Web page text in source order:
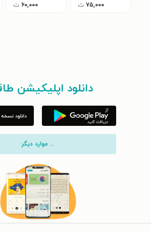
۷۵,۰۰۰ ت ۶۰,۰۰۰ ت
دانلود اپلیکیشن
... موارد دیگر